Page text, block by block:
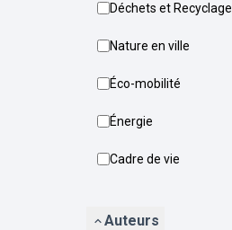
Déchets et Recyclage
Nature en ville
Éco-mobilité
Énergie
Cadre de vie
Auteurs